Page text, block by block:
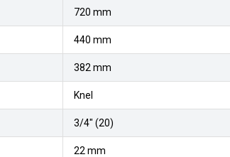
720 mm
440 mm
382 mm
Knel
3/4" (20)
22 mm